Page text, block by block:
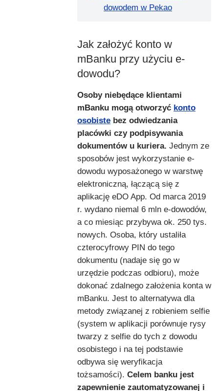
dowodem w Pekao
Jak założyć konto w
mBanku przy użyciu e-
dowodu?
Osoby niebędące klientami
mBanku mogą otworzyć konto
osobiste bez odwiedzania
placówki czy podpisywania
dokumentów u kuriera. Jednym ze
sposobów jest wykorzystanie e-
dowodu wyposażonego w warstwę
elektroniczną, łączącą się z
aplikację eDO App. Od marca 2019
r. wydano niemal 6 mln e-dowodów,
a co miesiąc przybywa ok. 250 tys.
nowych. Osoba, który ustaliła
czterocyfrowy PIN do tego
dokumentu (nadaje się go w
urzędzie podczas odbioru), może
dokonać zdalnego założenia konta w
mBanku. Jest to alternatywa dla
metody związanej z robieniem selfie
(system w aplikacji porównuje rysy
twarzy z selfie do tych z dowodu
osobistego i na tej podstawie
odbywa się weryfikacja
tożsamości). Celem banku jest
zapewnienie zautomatyzowanej i